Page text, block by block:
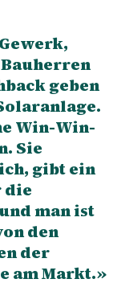
geben
Win-Win-
Sie
gibt ein
die
man ist
den
der
am Markt.»